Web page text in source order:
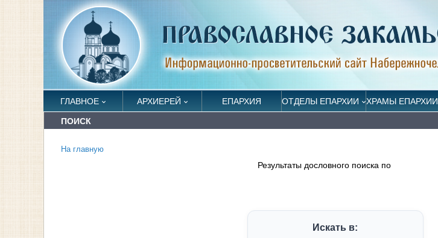
ГЛАВНОЕ АРХИЕРЕЙ ЕПАРХИЯ ОТДЕЛЫ ЕПАРХИИ ХРАМЫ ЕПАРХИИ
ПОИСК
На главную
Результаты дословного поиска по
Искать в: